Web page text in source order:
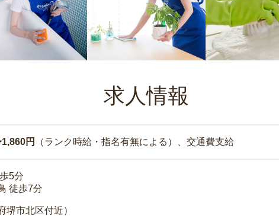
求人情報
円 （ランク時給・指名有無による）、交通費支給
5分
徒歩7分
堺市北区付近）